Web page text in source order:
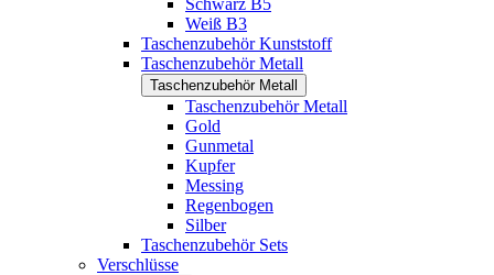
Schwarz B5
Weiß B3
Taschenzubehör Kunststoff
Taschenzubehör Metall
Taschenzubehör Metall
Taschenzubehör Metall
Gold
Gunmetal
Kupfer
Messing
Regenbogen
Silber
Taschenzubehör Sets
Verschlüsse